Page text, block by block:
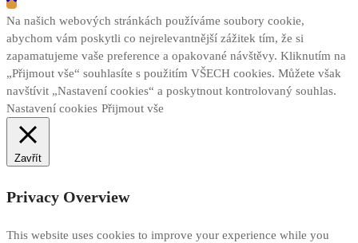
Na našich webových stránkách používáme soubory cookie,
abychom vám poskytli co nejrelevantnější zážitek tím, že si
zapamatujeme vaše preference a opakované návštěvy. Kliknutím na
„Přijmout vše“ souhlasíte s použitím VŠECH cookies. Můžete však
navštívit „Nastavení cookies“ a poskytnout kontrolovaný souhlas.
Nastavení cookies Přijmout vše
Zavřít
Privacy Overview
This website uses cookies to improve your experience while you